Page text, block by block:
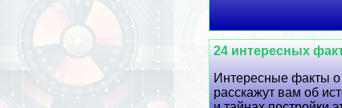
24 интересных
Интересные факты
расскажут вам об